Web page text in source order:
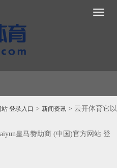
登录入口 > 新闻资讯 > 云开体育它以
皇马赞助商 (中国)官方网站 登